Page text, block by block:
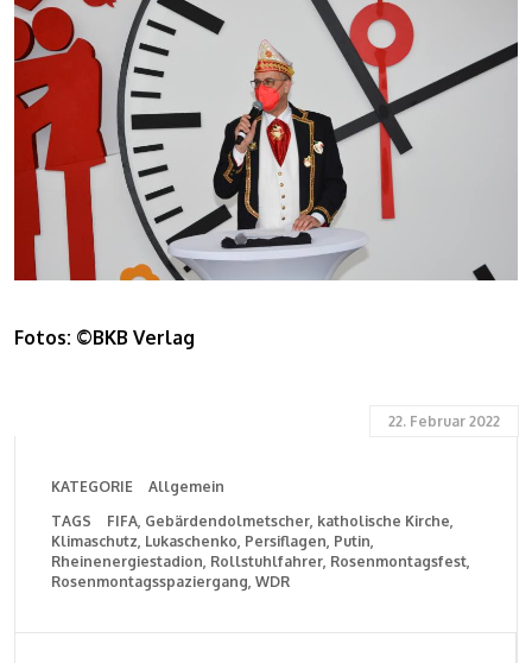
Fotos: ©BKB Verlag
22. Februar 2022
KATEGORIE
Allgemein
TAGS
FIFA Gebärdendolmetscher katholische Kirche
Klimaschutz Lukaschenko Persiflagen Putin
Rheinenergiestadion Rollstuhlfahrer Rosenmontagsfest
Rosenmontagsspaziergang WDR